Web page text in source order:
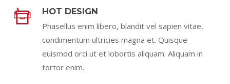
HOT DESIGN
Phasellus enim libero, blandit vel sapien vitae,
condimentum ultricies magna et. Quisque
euismod orci ut et lobortis aliquam. Aliquam in
tortor enim.